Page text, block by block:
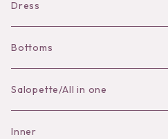
Dress
Bottoms
Skirt
Pants
Salopette/All in one
Inner